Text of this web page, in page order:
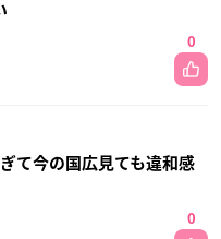
0
て今の国広見ても違和感
0